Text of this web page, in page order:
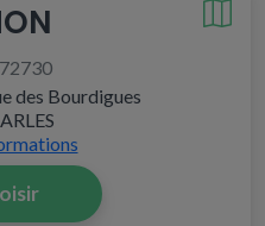
des Bourdigues